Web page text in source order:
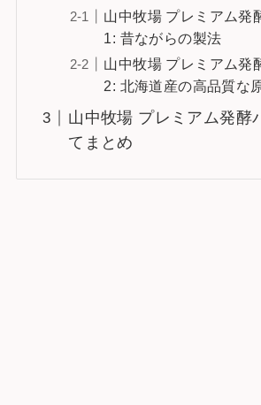
山中牧場 プレミアム発
1: 昔ながらの製法
山中牧場 プレミアム発
2: 北海道産の高品質な
山中牧場 プレミアム発酵
てまとめ